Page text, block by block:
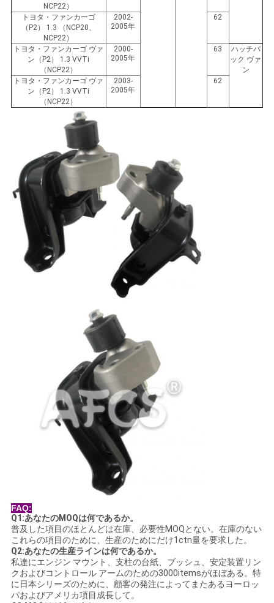
て
く
だ
図
NCP22）
トヨタ・ファンカーゴ
（P2） 1.3 （NCP20、
NCP22）
2002-
2005年
62
トヨタ・ファンカーゴ ヴァ
ン（P2） 1.3 VVTi
（NCP22）
2000-
2005年
63
ハッチバ
ック ヴァ
ン
トヨタ・ファンカーゴ ヴァ
ン（P2） 1.3 VVTi
（NCP22）
2003-
2005年
62
FAQ:
Q1:あなたのMOQは何であるか。
普及した項目のほとんどは在庫、必要性MOQとない。在庫のない
これらの項目のために、生産のためにだけ1ctn量を要求した。
Q2:あなたの生産ラインは何であるか。
私達にエンジン マウント、支柱の台紙、ブッシュ、安定装置リン
クおよびコントロール アームのための3000itemsがほぼある。特
に日本シリーズのために、顧客の発注によってまたあるヨーロッ
パおよびアメリカ項目成長して。